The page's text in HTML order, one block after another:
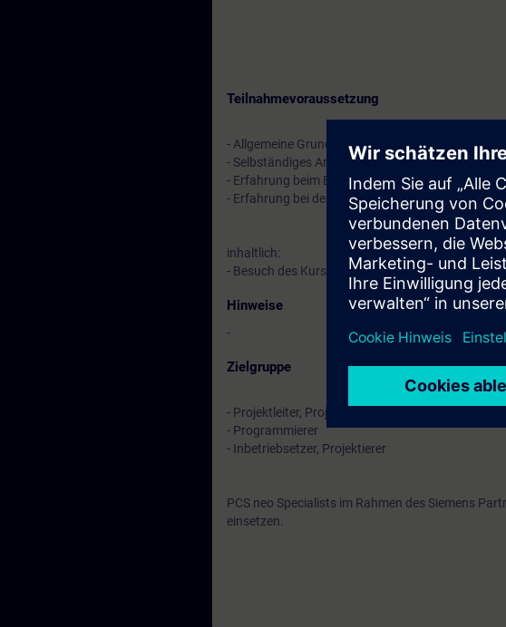
Teilnahmevoraussetzung
- Allgemeine Grundkenntnisse in der
- Selbständiges Arbeiten mit SIMATIC PCS neo
- Erfahrung beim Engineering und Bedienung der
- Erfahrung bei der Konfiguration der Hardware,
inhaltlich:
- Besuch des Kurses
"Online-Training - SIMATIC
Hinweise
-
Zielgruppe
- Projektleiter, Projektmitarbeiter
- Programmierer
- Inbetriebsetzer, Projektierer
PCS neo Specialists im Rahmen des Siemens
einsetzen.